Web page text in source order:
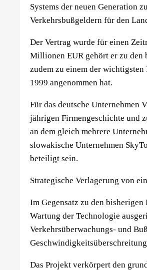
Systems der neuen Generation
Verkehrsbußgeldern für den
Der Vertrag wurde für einen
Millionen EUR gehört er zu den
zudem zu einem der
1999 angenommen hat.
Für das deutsche Unternehmen
jährigen Firmengeschichte und
an dem gleich mehrere
slowakische Unternehmen
beteiligt sein.
Strategische Verlagerung von
Im Gegensatz zu den
Wartung der Technologie
Verkehrsüberwachungs- und
Das Projekt verkörpert den